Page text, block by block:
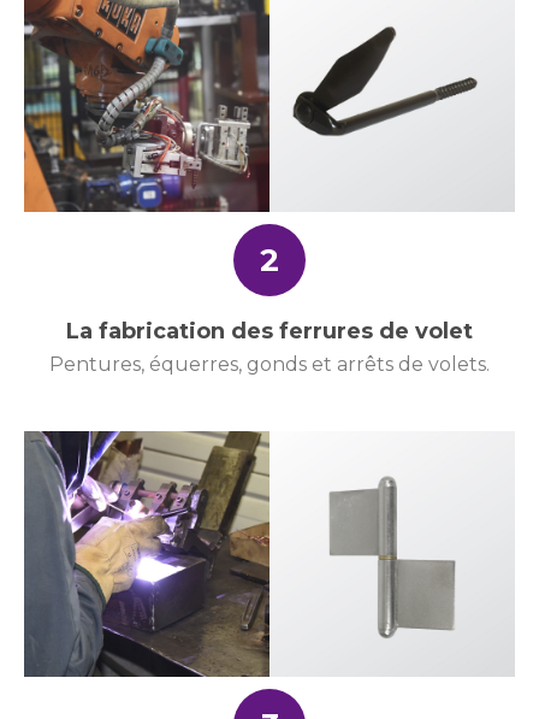
2
La fabrication des ferrures de volet
Pentures, équerres, gonds et arrêts de volets.